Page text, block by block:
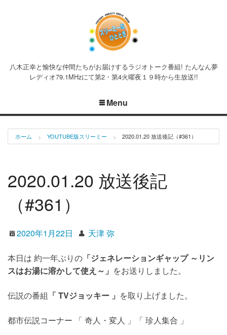
八木正幸と愉快な仲間たちがお届けするラジオトーク番組! たんなん夢
レディオ79.1MHzにて第2・第4火曜夜１９時から生放送!!
Menu
ホーム YOUTUBE版スリーミー 2020.01.20 放送後記（#361）
2020.01.20 放送後記
（#361）
2020年1月22日 天津 弥
本日は 約一年ぶりの 「ジェネレーションギャップ ～リン
スはお湯に溶かして使え～」 をお送りしました。
伝説の番組 「 TVジョッキー 」 を取り上げました。
都市伝説コーナー 「 奇人・変人 」「 珍人集合 」